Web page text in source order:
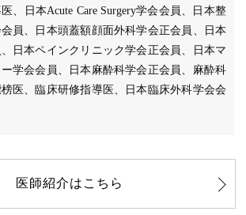
、日本Acute Care Surgery学会会員、日本整
員、日本頭蓋額顔面外科学会正会員、日本
日本ペインクリニック学会正会員、日本マ
学会会員、日本麻酔科学会正会員、麻酔科
医、臨床研修指導医、日本臨床外科学会会
医師紹介はこちら